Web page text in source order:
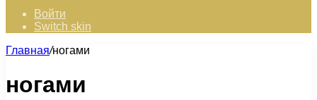
Войти
Switch skin
Главная/ногами
ногами